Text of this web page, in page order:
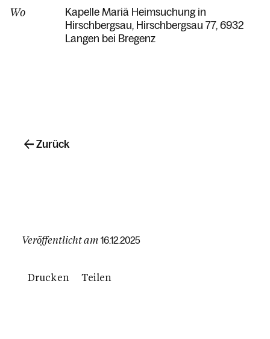
Wo
Kapelle Mariä Heimsuchung in
Hirschbergsau Hirschbergsau 77 6932
Langen bei Bregenz
Veröffentlicht am 16.12.2025
Drucken Teilen
Zurück